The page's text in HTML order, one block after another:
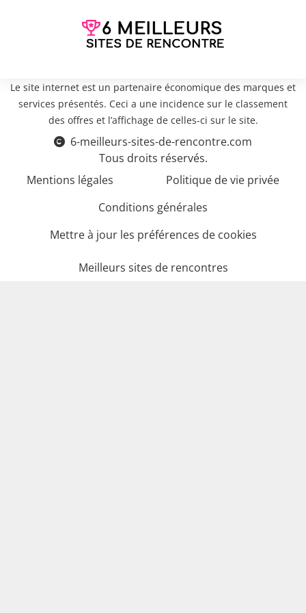
Le site internet est un partenaire économique des marques et
services présentés. Ceci a une incidence sur le classement
des offres et l’affichage de celles-ci sur le site.
6-meilleurs-sites-de-rencontre.com
Tous droits réservés.
Mentions légales
Politique de vie privée
Conditions générales
Mettre à jour les préférences de cookies
Meilleurs sites de rencontres